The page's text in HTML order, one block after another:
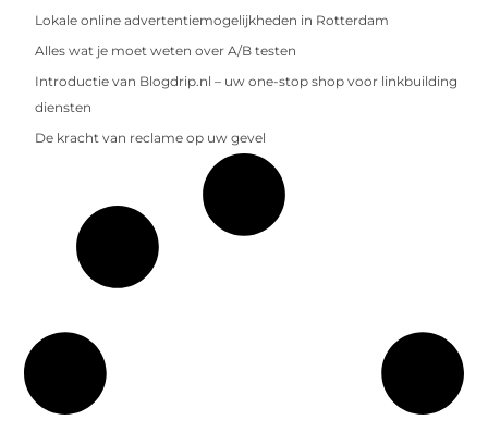
Lokale online advertentiemogelijkheden in Rotterdam
Alles wat je moet weten over A/B testen
Introductie van Blogdrip.nl – uw one-stop shop voor linkbuilding
diensten
De kracht van reclame op uw gevel